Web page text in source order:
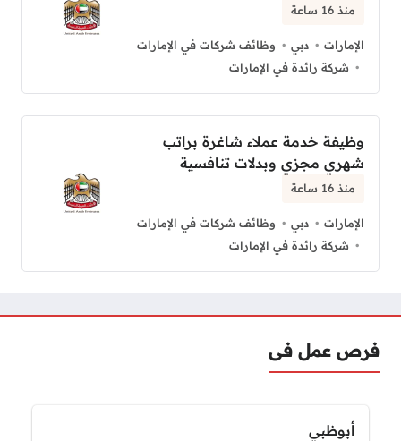
منذ 16 ساعة
الإمارات دبي
وظائف شركات في الإمارات
شركة رائدة في الإمارات
وظيفة خدمة عملاء شاغرة براتب
شهري مجزي وبدلات تنافسية
منذ 16 ساعة
الإمارات دبي
وظائف شركات في الإمارات
شركة رائدة في الإمارات
فرص عمل فى
أبوظبي